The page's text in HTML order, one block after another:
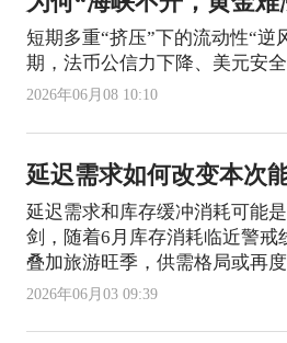
短期多重“挤压”下的流动性“逆
期，法币公信力下降、美元安
2026年06月08 10:10
延迟需求如何改变本次
延迟需求和库存缓冲消耗可能
剑，随着6月库存消耗临近警戒
叠加旅游旺季，供需格局或再
2026年06月03 09:39